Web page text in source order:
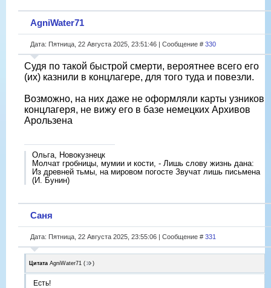
AgniWater71
Дата: Пятница, 22 Августа 2025, 23:51:46 | Сообщение # 330
Судя по такой быстрой смерти, вероятнее всего его
(их) казнили в концлагере, для того туда и повезли.
Возможно, на них даже не оформляли карты узников
концлагеря, не вижу его в базе немецких Архивов
Арользена
Ольга, Новокузнецк
Молчат гробницы, мумии и кости, - Лишь слову жизнь дана:
Из древней тьмы, на мировом погосте Звучат лишь письмена
(И. Бунин)
Саня
Дата: Пятница, 22 Августа 2025, 23:55:06 | Сообщение # 331
Цитата AgniWater71 ( )
Есть!